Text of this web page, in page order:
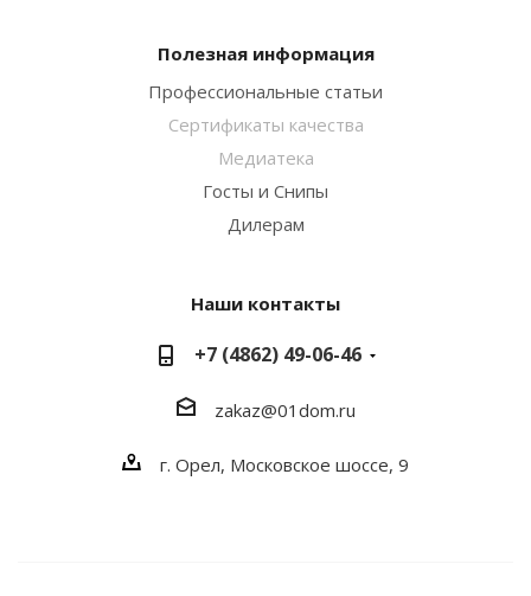
Полезная информация
Профессиональные статьи
Сертификаты качества
Медиатека
Госты и Снипы
Дилерам
Наши контакты
+7 (4862) 49-06-46
zakaz@01dom.ru
г. Орел, Московское шоссе, 9